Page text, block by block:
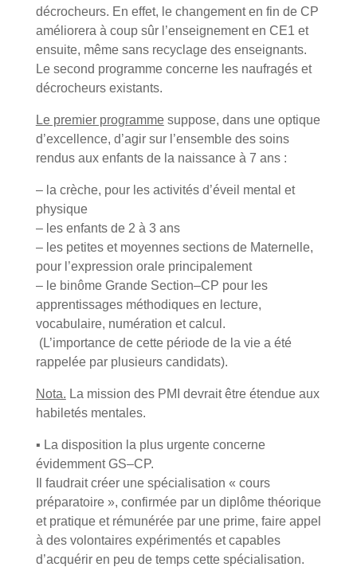
décrocheurs. En effet, le changement en fin de CP
améliorera à coup sûr l’enseignement en CE1 et
ensuite, même sans recyclage des enseignants.
Le second programme concerne les naufragés et
décrocheurs existants.
Le premier programmesuppose, dans une optique
d’excellence, d’agir sur l’ensemble des soins
rendus aux enfants de la naissance à 7 ans :
– la crèche, pour les activités d’éveil mental et
physique
– les enfants de 2 à 3 ans
– les petites et moyennes sections de Maternelle,
pour l’expression orale principalement
– le binôme Grande Section–CP pour les
apprentissages méthodiques en lecture,
vocabulaire, numération et calcul.
(L’importance de cette période de la vie a été
rappelée par plusieurs candidats).
Nota. La mission des PMI devrait être étendue aux
habiletés mentales.
▪ La disposition la plus urgente concerne
évidemment GS–CP.
Il faudrait créer une spécialisation « cours
préparatoire », confirmée par un diplôme théorique
et pratique et rémunérée par une prime, faire appel
à des volontaires expérimentés et capables
d’acquérir en peu de temps cette spécialisation.